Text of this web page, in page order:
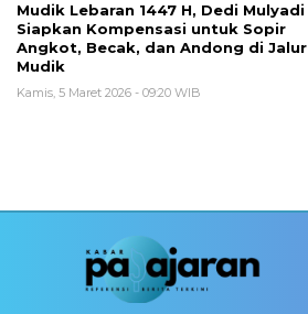
Mudik Lebaran 1447 H, Dedi Mulyadi
Siapkan Kompensasi untuk Sopir
Angkot, Becak, dan Andong di Jalur
Mudik
Kamis, 5 Maret 2026 - 09:20 WIB